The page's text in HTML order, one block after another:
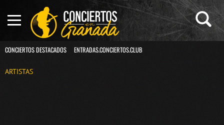
CONCIERTOS DESTACADOS ENTRADAS.CONCIERTOS.CLUB
ARTISTAS